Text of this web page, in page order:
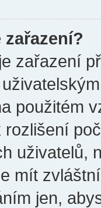
zařazení
použitém
uživatelů,
mít
jen,